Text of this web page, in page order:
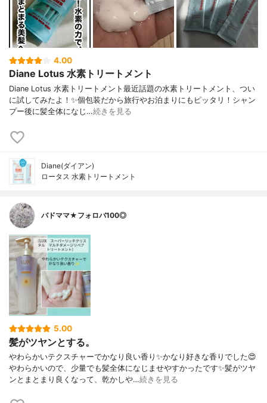
4.00
Diane Lotus 水素トリートメント
Diane Lotus 水素トリートメント最近話題の水素トリートメント、つい
に試してみたよ！✨個包装だから旅行やお泊まりにもピッタリ！シャン
プー後に髪全体になじ…続きを見る
Diane(ダイアン)
ロータス 水素トリートメント
バドママ★フォロバ100◎
5.00
髪がツヤンとする。
やわらかいテクスチャーでかなり良い香り✨かなり好きな香りでした😍
やわらかいので、少量でも髪全体になじませやすかったです✨髪がツヤ
ンとまとまり良くなって、乾かしや…続きを見る